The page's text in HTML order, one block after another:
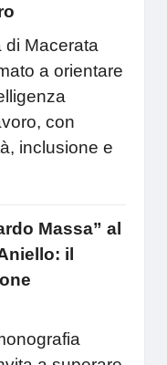
di Macerata
a orientare
con
inclusione e
Massa” al
il